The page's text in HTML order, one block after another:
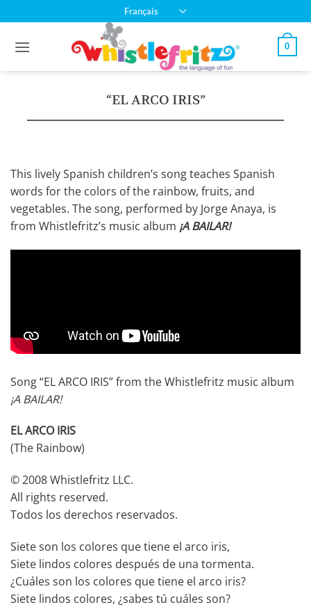
au
contenu
Français
0
“EL ARCO IRIS”
This lively Spanish children’s song teaches Spanish
words for the colors of the rainbow, fruits, and
vegetables. The song, performed by Jorge Anaya, is
from Whistlefritz’s music album ¡A BAILAR!
Song “EL ARCO IRIS” from the Whistlefritz music album
¡A BAILAR!
EL ARCO IRIS
(The Rainbow)
© 2008 Whistlefritz LLC.
All rights reserved.
Todos los derechos reservados.
Siete son los colores que tiene el arco iris,
Siete lindos colores después de una tormenta.
¿Cuáles son los colores que tiene el arco iris?
Siete lindos colores, ¿sabes tú cuáles son?